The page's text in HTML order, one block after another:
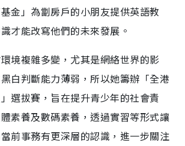
基金」為劏房戶的小朋友提供英語教
才能改寫他們的未來發展。
境複雜多變，尤其是網絡世界的影
白判斷能力薄弱，所以她籌辦「全港
選拔賽，旨在提升青少年的社會責
素養及數碼素養，透過實習等形式讓
前事務有更深層的認識，進一步關注